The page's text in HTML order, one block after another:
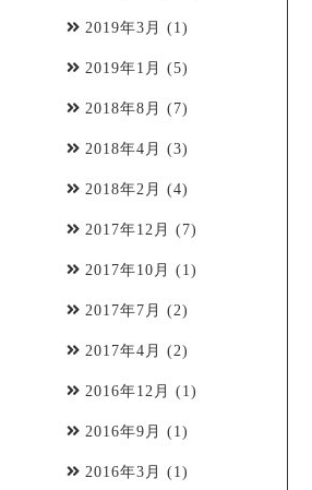
2019年3月 (1)
2019年1月 (5)
2018年8月 (7)
2018年4月 (3)
2018年2月 (4)
2017年12月 (7)
2017年10月 (1)
2017年7月 (2)
2017年4月 (2)
2016年12月 (1)
2016年9月 (1)
2016年3月 (1)